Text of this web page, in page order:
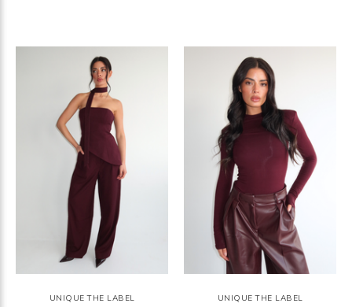
UNIQUE THE LABEL UNIQUE THE LABEL